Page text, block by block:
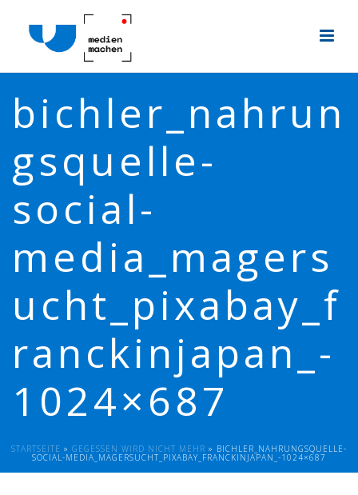
bichler_nahrun
gsquelle-
social-
media_magers
ucht_pixabay_f
ranckinjapan_-
1024×687
STARTSEITE » GEGESSEN WIRD NICHT MEHR » BICHLER_NAHRUNGSQUELLE-
SOCIAL-MEDIA_MAGERSUCHT_PIXABAY_FRANCKINJAPAN_-1024×687